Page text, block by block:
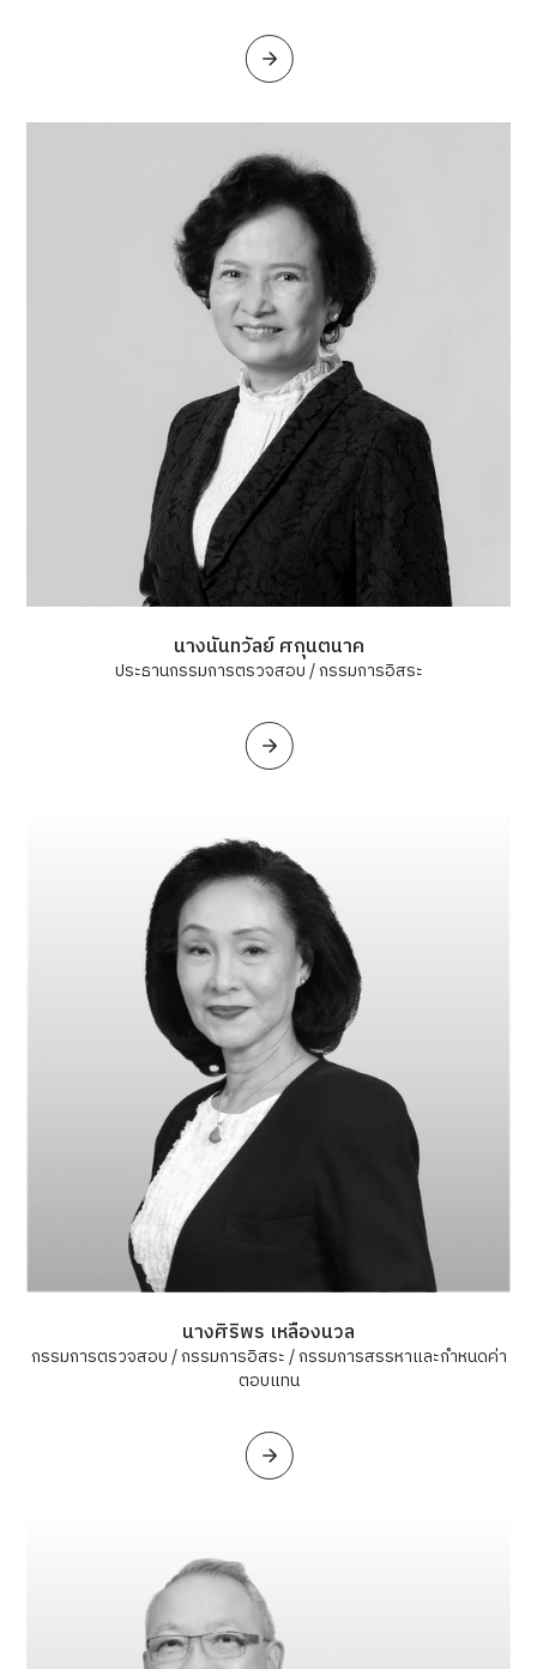
นางนันทวัลย์ ศกุนตนาค
ประธานกรรมการตรวจสอบ / กรรมการอิสระ
นางศิริพร เหลืองนวล
กรรมการตรวจสอบ / กรรมการอิสระ / กรรมการสรรหาและกำหนดค่า
ตอบแทน